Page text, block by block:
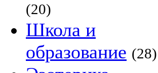
(20)
Школа и
образование (28)